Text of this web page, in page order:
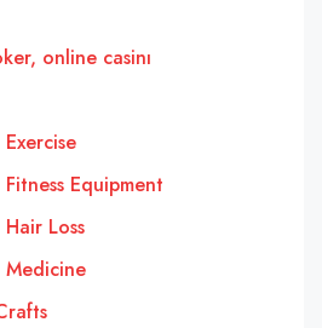
online casinı
Equipment
Loss
Medicine